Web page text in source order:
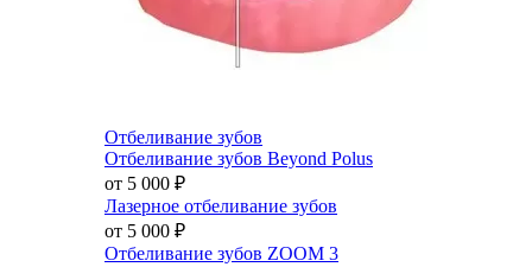
Отбеливание зубов
Отбеливание зубов Beyond Polus
от 5 000 ₽
Лазерное отбеливание зубов
от 5 000 ₽
Отбеливание зубов ZOOM 3